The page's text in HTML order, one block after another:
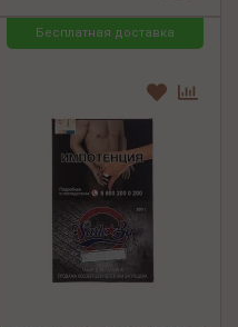
Бесплатная доставка